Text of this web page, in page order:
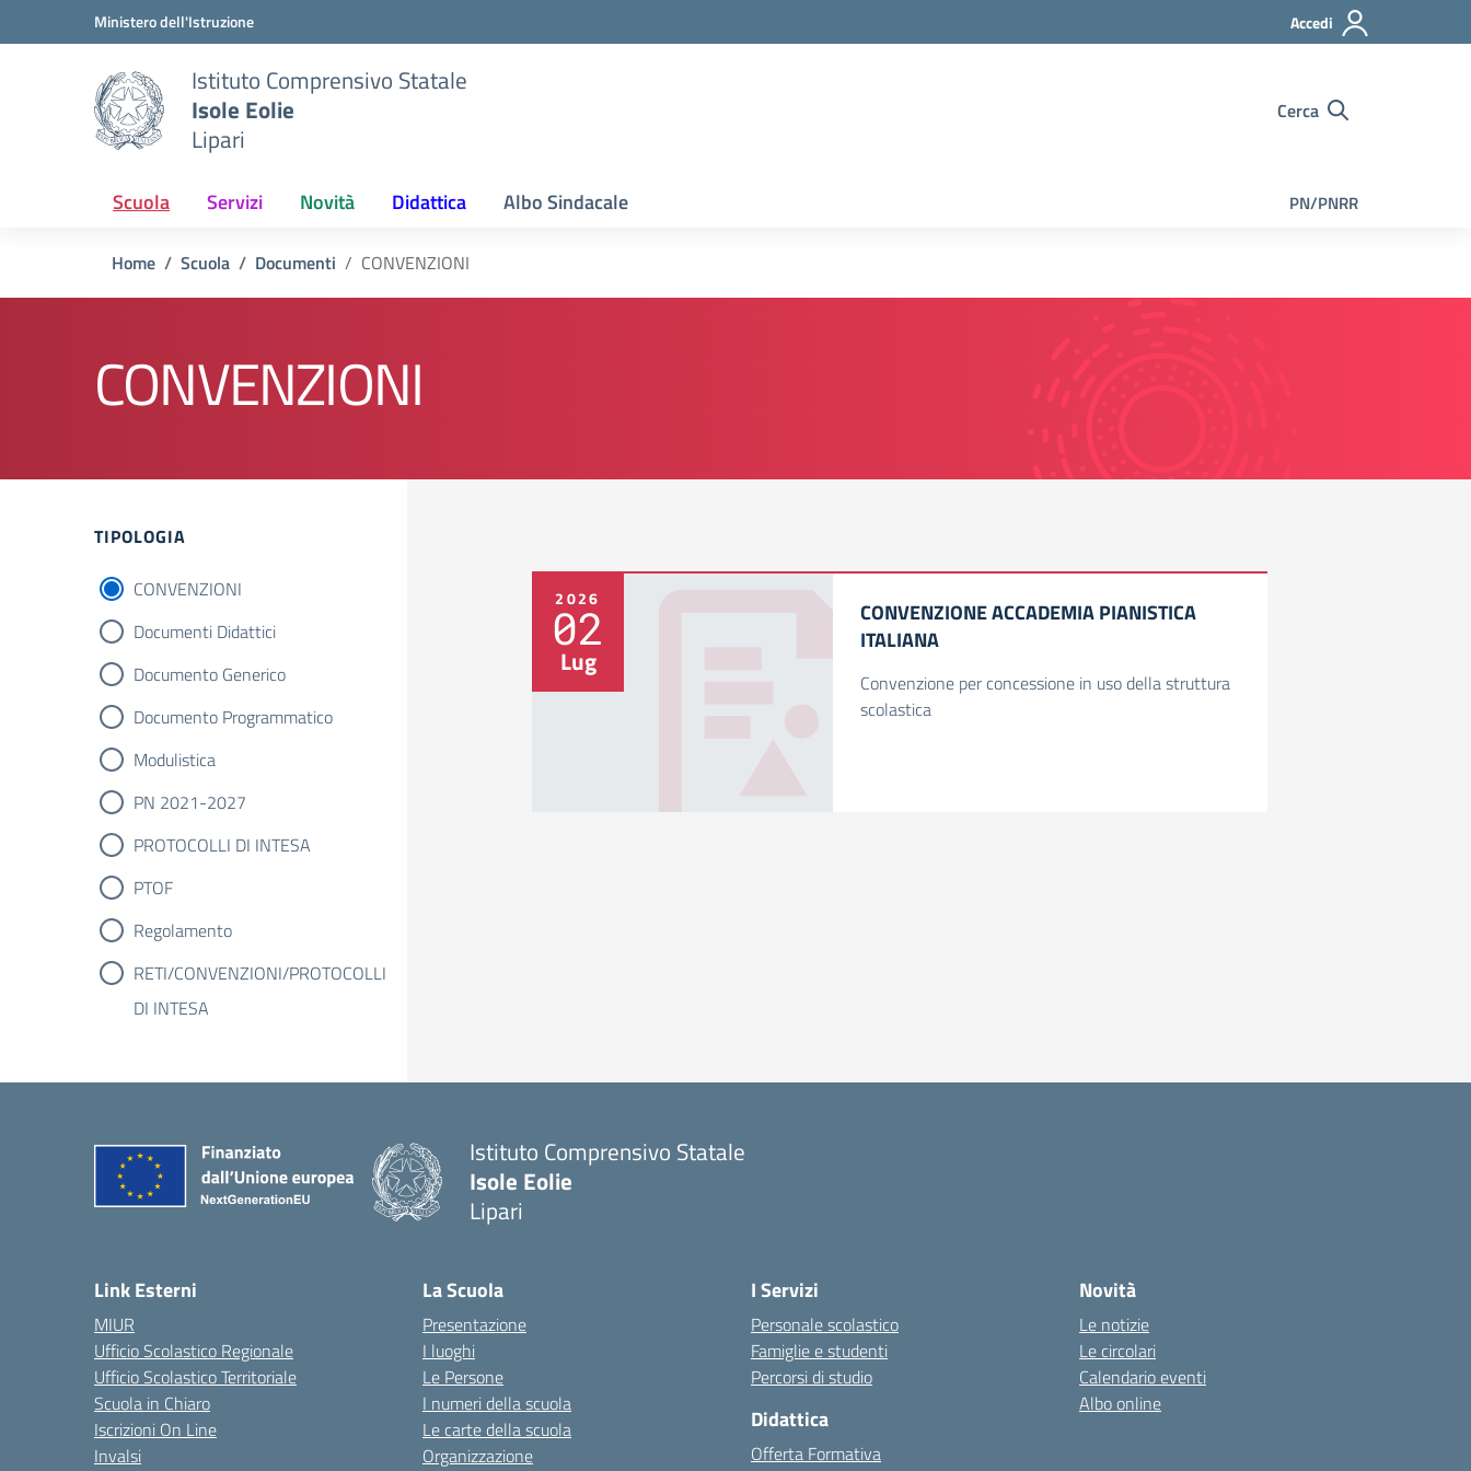
Vai ai contenuti
Vai al menu di navigazione
Ministero dell'Istruzione Accedi
Istituto Comprensivo Statale
Isole Eolie
Lipari
Cerca
Scuola Servizi Novità Didattica Albo Sindacale PN/PNRR
Home Scuola Documenti CONVENZIONI
CONVENZIONI
TIPOLOGIA
CONVENZIONI
Documenti Didattici
Documento Generico
Documento Programmatico
Modulistica
PN 2021-2027
PROTOCOLLI DI INTESA
PTOF
Regolamento
RETI/CONVENZIONI/PROTOCOLLI
DI INTESA
2026
02
Lug
CONVENZIONE ACCADEMIA PIANISTICA
ITALIANA
Convenzione per concessione in uso della struttura
scolastica
Istituto Comprensivo Statale
Isole Eolie
Lipari
Link Esterni
MIUR
Ufficio Scolastico Regionale
Ufficio Scolastico Territoriale
Scuola in Chiaro
Iscrizioni On Line
Invalsi
La Scuola
Presentazione
I luoghi
Le Persone
I numeri della scuola
Le carte della scuola
Organizzazione
I Servizi
Personale scolastico
Famiglie e studenti
Percorsi di studio
Didattica
Offerta Formativa
Novità
Le notizie
Le circolari
Calendario eventi
Albo online